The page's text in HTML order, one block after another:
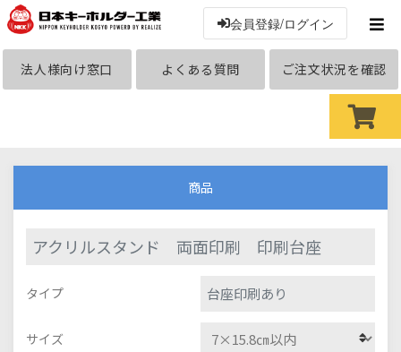
会員登録/ログイン
法人様向け窓口 よくある質問 ご注文状況を確認
商品
アクリルスタンド 両面印刷 印刷台座
タイプ 台座印刷あり
サイズ